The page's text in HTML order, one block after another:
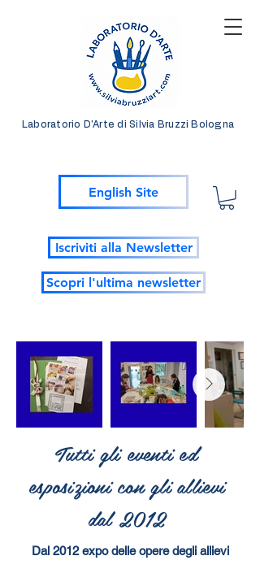
Laboratorio D'Arte di Silvia Bruzzi Bologna
English Site
Iscriviti alla Newsletter
Scopri l'ultima newsletter
Tutti gli eventi ed
esposizioni con gli allievi
dal 2012
Dal 2012 expo delle opere degli allievi